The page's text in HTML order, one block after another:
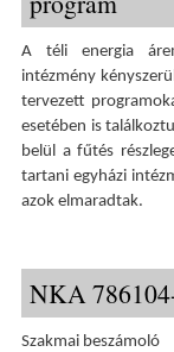
A téli energia
intézmény
tervezett
esetében is
belül a fűtés
tartani egyházi
azok elmaradtak.
NKA
Szakmai beszámoló